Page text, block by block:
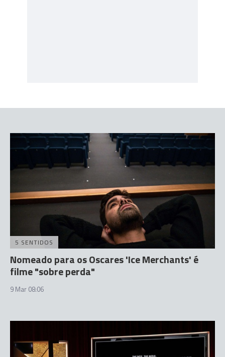
5 SENTIDOS
Nomeado para os Oscares 'Ice Merchants' é
filme "sobre perda"
9 Mar 08:06